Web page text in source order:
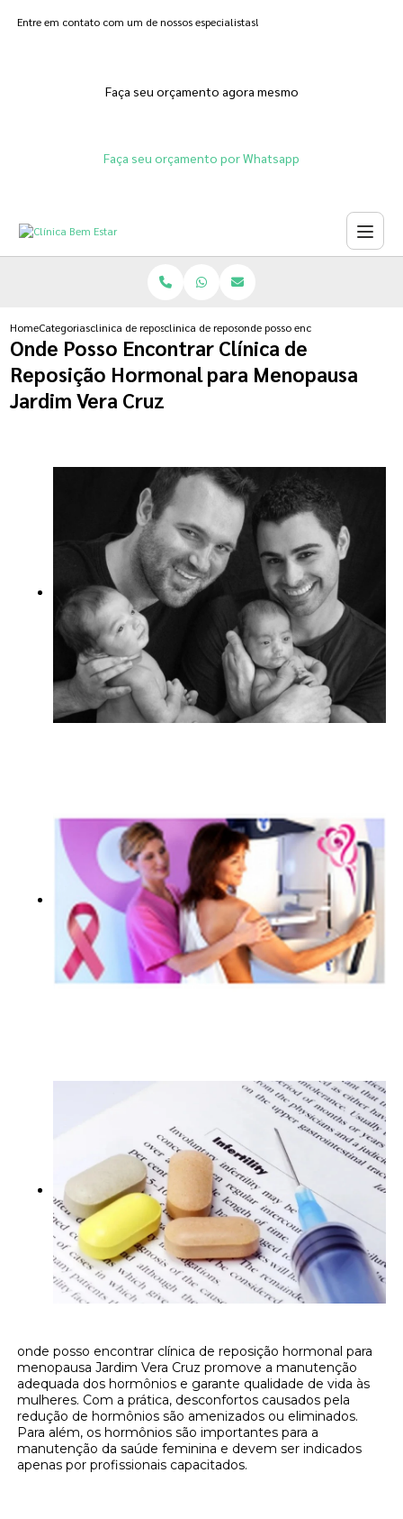
Entre em contato com um de nossos especialistas!
Faça seu orçamento agora mesmo
Faça seu orçamento por Whatsapp
HomeCategoriasclinica de reposicao hormonalclinica de reposicao hormonal adesivo
onde posso encontrar clinica de
Onde Posso Encontrar Clínica de
Reposição Hormonal para Menopausa
Jardim Vera Cruz
onde posso encontrar clínica de reposição hormonal para
menopausa Jardim Vera Cruz promove a manutenção
adequada dos hormônios e garante qualidade de vida às
mulheres. Com a prática, desconfortos causados pela
redução de hormônios são amenizados ou eliminados.
Para além, os hormônios são importantes para a
manutenção da saúde feminina e devem ser indicados
apenas por profissionais capacitados.